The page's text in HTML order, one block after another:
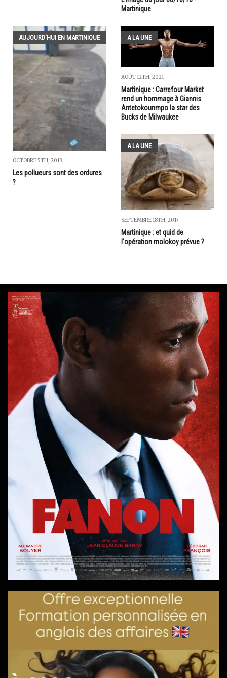
Martinique
AUJOURD'HUI EN MARTINIQUE
OCTOBRE 5TH, 2013
Les pollueurs sont des ordures
?
A LA UNE
AOÛT 12TH, 2021
Martinique : Carrefour Market
rend un hommage à Giannis
Antetokounmpo la star des
Bucks de Milwaukee
A LA UNE
SEPTEMBRE 18TH, 2017
Martinique : et quid de
l'opération molokoy prévue ?